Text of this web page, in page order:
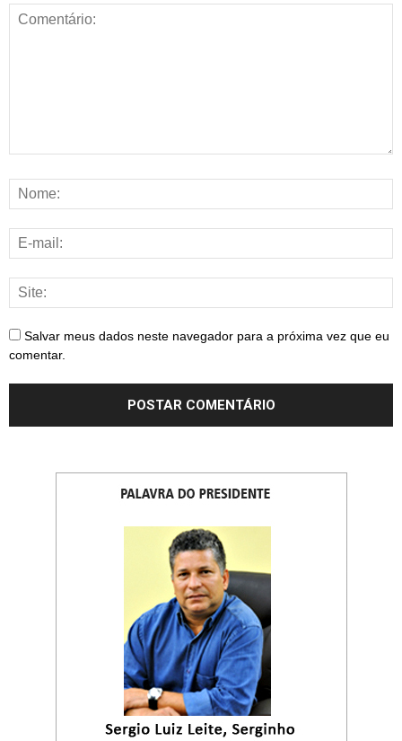
Salvar meus dados neste navegador para a próxima vez que eu
comentar.